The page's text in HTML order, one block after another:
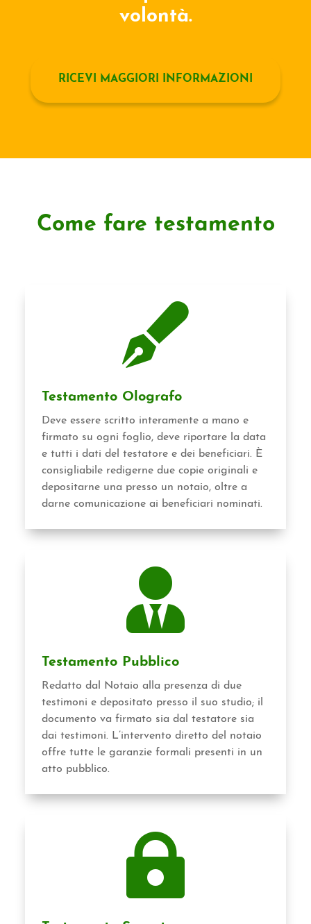
volontà.
RICEVI MAGGIORI INFORMAZIONI
Come fare testamento

Testamento Olografo
Deve essere scritto interamente a mano e
firmato su ogni foglio, deve riportare la data
e tutti i dati del testatore e dei beneficiari. È
consigliabile redigerne due copie originali e
depositarne una presso un notaio, oltre a
darne comunicazione ai beneficiari nominati.

Testamento Pubblico
Redatto dal Notaio alla presenza di due
testimoni e depositato presso il suo studio; il
documento va firmato sia dal testatore sia
dai testimoni. L’intervento diretto del notaio
offre tutte le garanzie formali presenti in un
atto pubblico.
